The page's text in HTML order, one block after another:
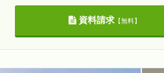
資料請求【無料】